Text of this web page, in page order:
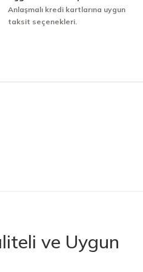
Anlaşmalı kredi kartlarına uygun
taksit seçenekleri.
ve Uygun